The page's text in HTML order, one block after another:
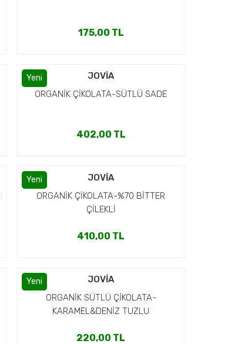
175,00 TL
Yeni
JOVİA
ORGANİK ÇİKOLATA-SÜTLÜ SADE
402,00 TL
Yeni
JOVİA
ORGANİK ÇİKOLATA-%70 BİTTER
ÇİLEKLİ
410,00 TL
Yeni
JOVİA
ORGANİK SÜTLÜ ÇİKOLATA-
KARAMEL&DENİZ TUZLU
220,00 TL